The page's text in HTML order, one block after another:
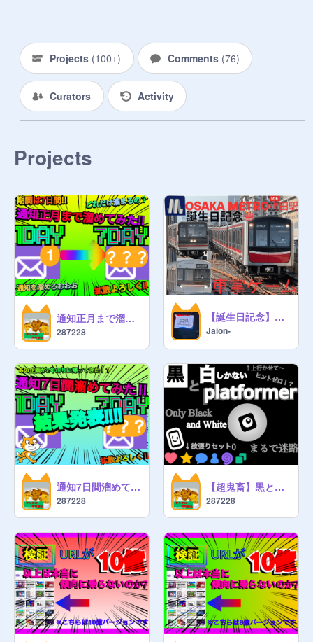
Projects (100+) Comments (76)
Curators Activity
Projects
通知正月まで溜めてみた!! おみくじ機能あり!! I saved up notifications until New Year's!! 我把通知都攒到新年了!! 통지 정월까지 모아 보았다!!
287228
【誕生日記念】大阪メトロ御堂筋線 梅田駅車掌ゲーム(リアルタイム対応)
Jaion-
通知7日間溜めてみた⁉️ 結果発表‼︎
287228
【超鬼畜】黒と白しかないプラットフォーマー Platformer only Black and White
287228